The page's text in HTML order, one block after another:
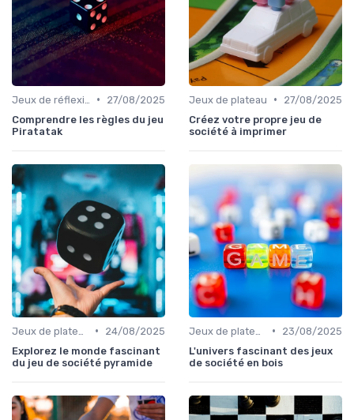
•
27/08/2025
Comprendre les règles du jeu
Piratatak
Jeux de plateau •
27/08/2025
Créez votre propre jeu de
société à imprimer
•
24/08/2025
Explorez le monde fascinant
du jeu de société pyramide
•
23/08/2025
L'univers fascinant des jeux
de société en bois